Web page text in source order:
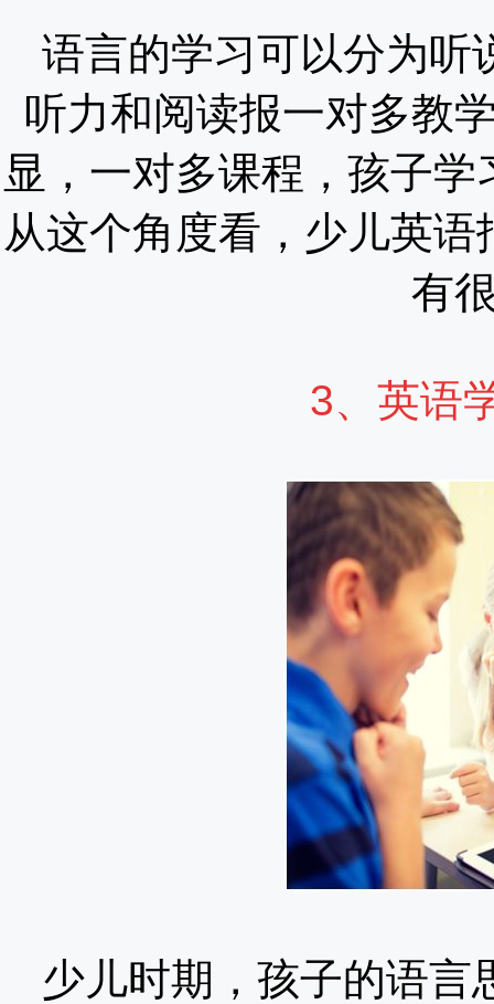
语言的学习可以分为听
听力和阅读报一对多教
显，一对多课程，孩子
从这个角度看，少儿英
有
3、英语
少儿时期，孩子的语言